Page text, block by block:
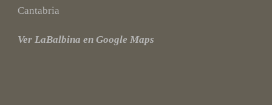
Cantabria
Ver LaBalbina en Google Maps